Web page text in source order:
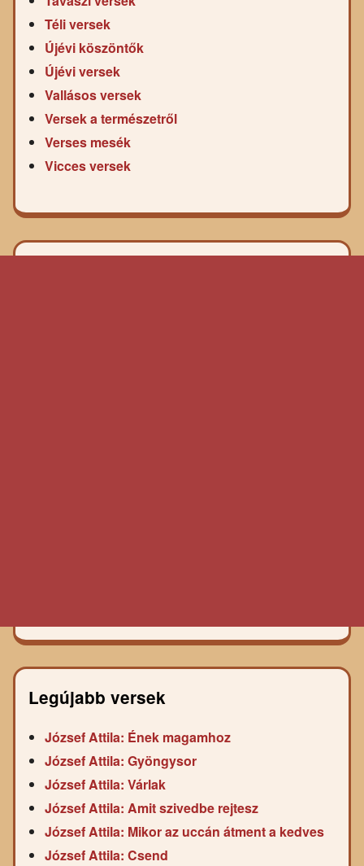
Téli versek
Újévi köszöntők
Újévi versek
Vallásos versek
Versek a természetről
Verses mesék
Vicces versek
Legújabb versek
József Attila: Ének magamhoz
József Attila: Gyöngysor
József Attila: Várlak
József Attila: Amit szivedbe rejtesz
József Attila: Mikor az uccán átment a kedves
József Attila: Csend